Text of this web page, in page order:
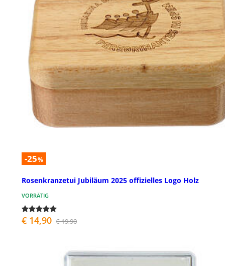
-25%
Rosenkranzetui Jubiläum 2025 offizielles Logo Holz
VORRÄTIG
€ 14,90 € 19,90